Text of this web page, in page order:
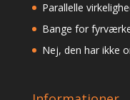
Parallelle
Bange for
Nej, den har ikke